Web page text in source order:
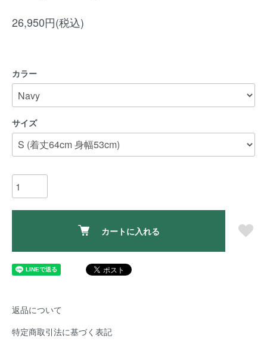
26,950円(税込)
カラー
サイズ
カートに入れる
返品について
特定商取引法に基づく表記